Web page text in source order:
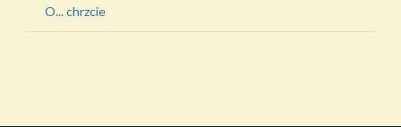
O... chrzcie